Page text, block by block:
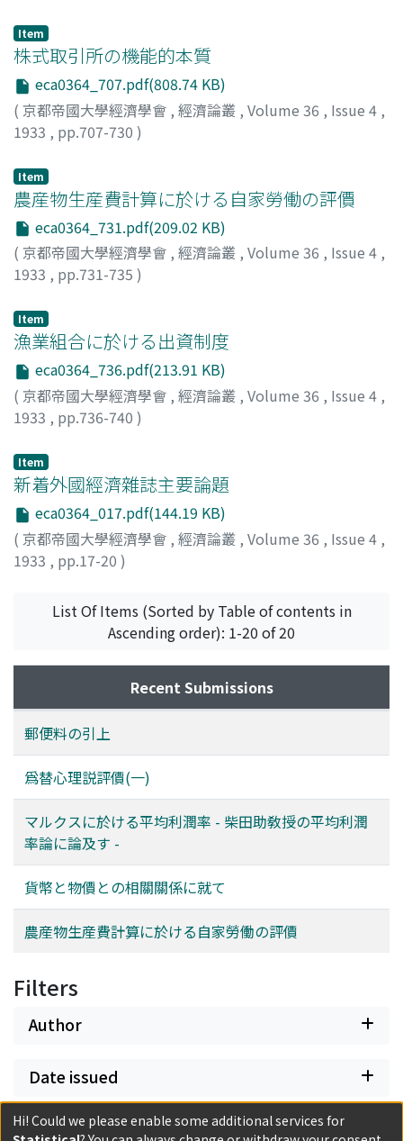
Item
株式取引所の機能的本質
eca0364_707.pdf(808.74 KB)
( 京都帝國大學經濟學會 , 經濟論叢 , Volume 36 , Issue 4 ,
1933 , pp.707-730 )
Item
農産物生産費計算に於ける自家勞働の評價
eca0364_731.pdf(209.02 KB)
( 京都帝國大學經濟學會 , 經濟論叢 , Volume 36 , Issue 4 ,
1933 , pp.731-735 )
Item
漁業組合に於ける出資制度
eca0364_736.pdf(213.91 KB)
( 京都帝國大學經濟學會 , 經濟論叢 , Volume 36 , Issue 4 ,
1933 , pp.736-740 )
Item
新着外國經濟雜誌主要論題
eca0364_017.pdf(144.19 KB)
( 京都帝國大學經濟學會 , 經濟論叢 , Volume 36 , Issue 4 ,
1933 , pp.17-20 )
List Of Items (Sorted by Table of contents in
Ascending order): 1-20 of 20
Recent Submissions
郵便料の引上
爲替心理説評價(一)
マルクスに於ける平均利潤率 - 柴田助敎授の平均利潤
率論に論及す -
貨幣と物價との相關關係に就て
農産物生産費計算に於ける自家勞働の評價
Filters
Author
Date issued
Classification
Hi! Could we please enable some additional services for